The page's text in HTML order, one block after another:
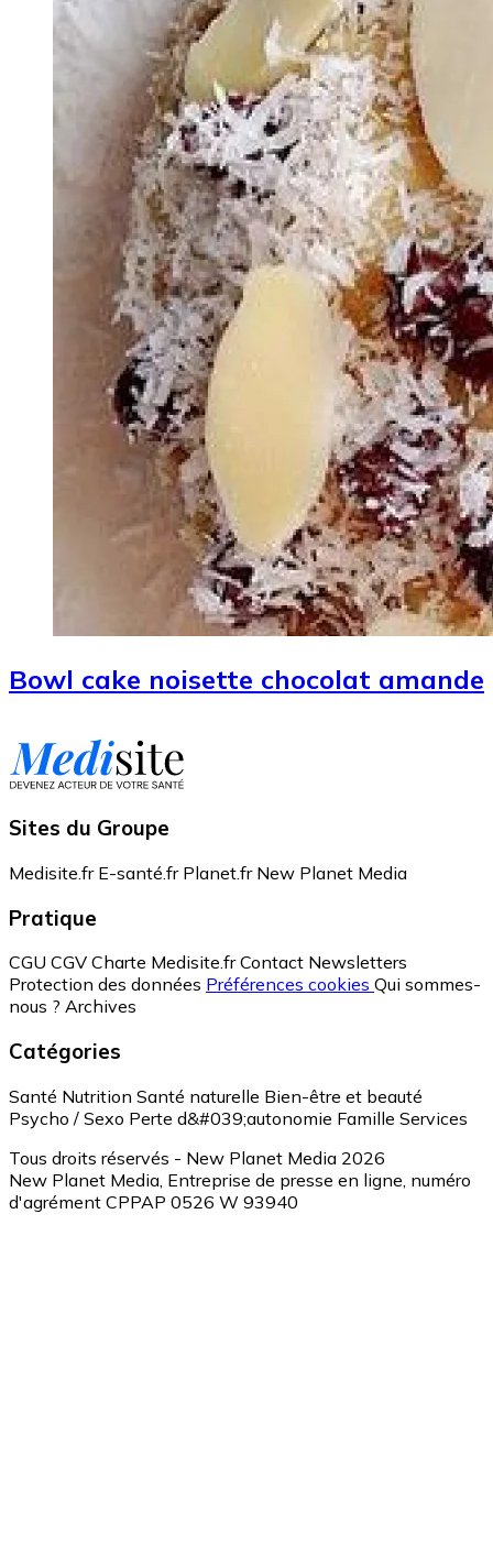
Bowl cake noisette chocolat amande
Sites du Groupe
Medisite.fr E-santé.fr Planet.fr New Planet Media
Pratique
CGU CGV Charte Medisite.fr Contact Newsletters
Protection des données Préférences cookies Qui sommes-
nous ? Archives
Catégories
Santé Nutrition Santé naturelle Bien-être et beauté
Psycho / Sexo Perte d&#039;autonomie Famille Services
Tous droits réservés - New Planet Media 2026
New Planet Media, Entreprise de presse en ligne, numéro
d'agrément CPPAP 0526 W 93940